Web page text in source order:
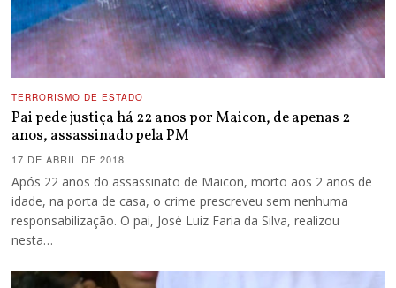
TERRORISMO DE ESTADO
Pai pede justiça há 22 anos por Maicon, de apenas 2
anos, assassinado pela PM
17 DE ABRIL DE 2018
Após 22 anos do assassinato de Maicon, morto aos 2 anos de
idade, na porta de casa, o crime prescreveu sem nenhuma
responsabilização. O pai, José Luiz Faria da Silva, realizou
nesta…